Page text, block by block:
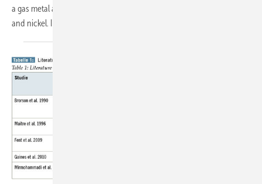
a gas metal arc welding process – part II: biomonitoring of chromium
and nickel. Int Arch Occup Environ Health 2013; 86: